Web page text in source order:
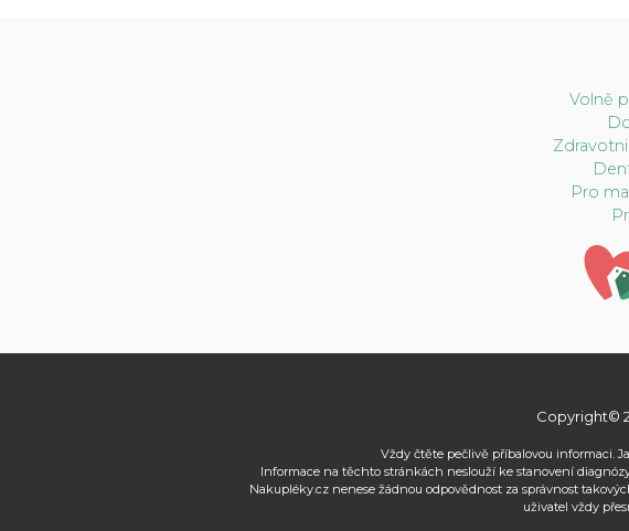
Volně
Pro
Copyright©
Vždy čtěte pečlivě příbalovou informaci.
Informace na těchto stránkách neslouží ke stanovení
Nakupléky.cz nenese žádnou odpovědnost za správnost
uživatel vždy